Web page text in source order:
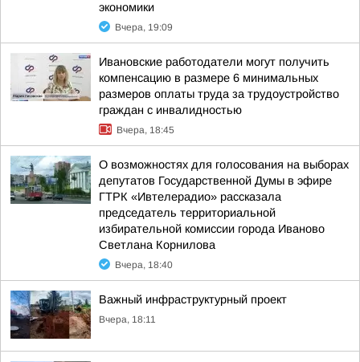
экономики
Вчера, 19:09
Ивановские работодатели могут получить
компенсацию в размере 6 минимальных
размеров оплаты труда за трудоустройство
граждан с инвалидностью
Вчера, 18:45
О возможностях для голосования на выборах
депутатов Государственной Думы в эфире
ГТРК «Ивтелерадио» рассказала
председатель территориальной
избирательной комиссии города Иваново
Светлана Корнилова
Вчера, 18:40
Важный инфраструктурный проект
Вчера, 18:11